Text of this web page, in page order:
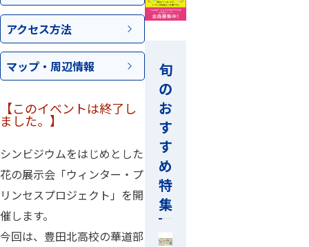
アクセス方法
マップ・ 周辺情報
【このイベントは終了し
ました。】
シンビジウムをはじめとした
花の展示会「ウィンター・プ
リンセスプロジェクト」を開
催します。
今回は、豊田北高校の華道部
旬
の
お
す
す
め
特
集